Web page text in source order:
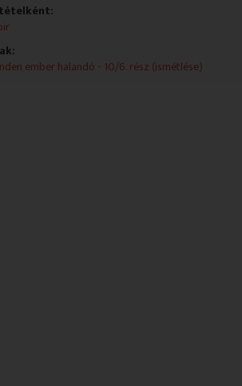
ember halandó - 10/6. rész (ismétlése)